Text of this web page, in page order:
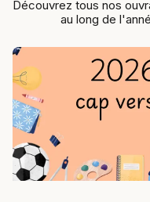
Découvrez tous nos
au long de